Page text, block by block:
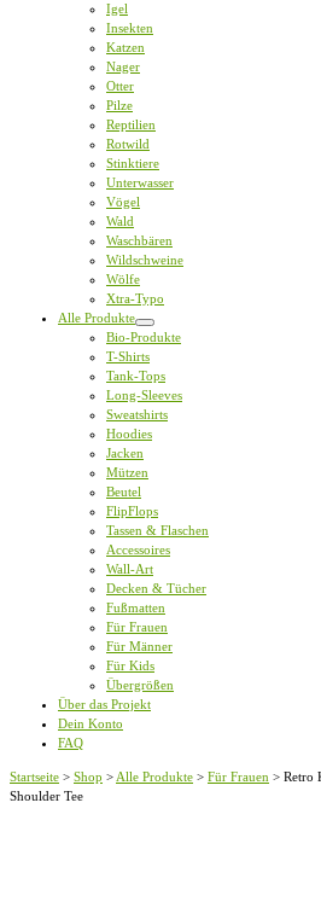
Igel
Insekten
Katzen
Nager
Otter
Pilze
Reptilien
Rotwild
Stinktiere
Unterwasser
Vögel
Wald
Waschbären
Wildschweine
Wölfe
Xtra-Typo
Alle Produkte
Bio-Produkte
T-Shirts
Tank-Tops
Long-Sleeves
Sweatshirts
Hoodies
Jacken
Mützen
Beutel
FlipFlops
Tassen & Flaschen
Accessoires
Wall-Art
Decken & Tücher
Fußmatten
Für Frauen
Für Männer
Für Kids
Übergrößen
Über das Projekt
Dein Konto
FAQ
Startseite > Shop > Alle Produkte > Für Frauen > Retro
Shoulder Tee